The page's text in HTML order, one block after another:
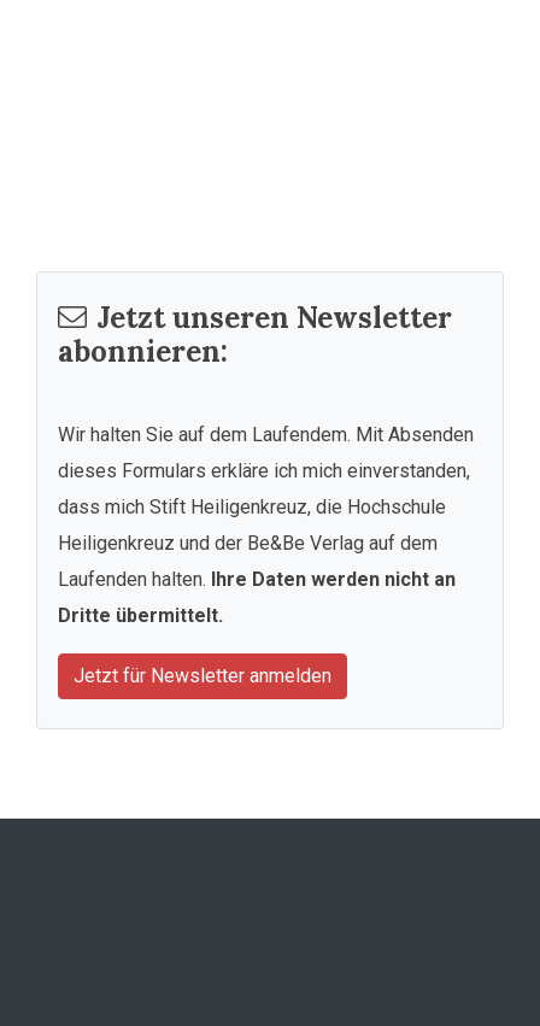
Jetzt unseren Newsletter
abonnieren:
Wir halten Sie auf dem Laufendem. Mit Absenden
dieses Formulars erkläre ich mich einverstanden,
dass mich Stift Heiligenkreuz, die Hochschule
Heiligenkreuz und der Be&Be Verlag auf dem
Laufenden halten.
Ihre Daten werden nicht an
Dritte übermittelt.
Jetzt für Newsletter anmelden